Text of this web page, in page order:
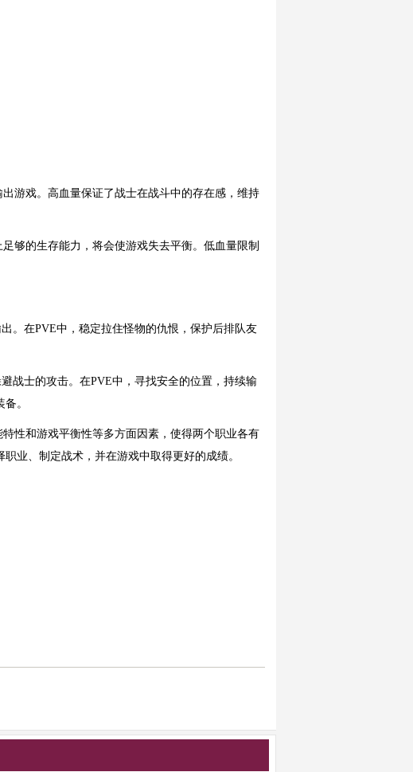
游戏。高血量保证了战士在战斗中的存在感，维持
够的生存能力，将会使游戏失去平衡。低血量限制
。在PVE中，稳定拉住怪物的仇恨，保护后排队友
战士的攻击。在PVE中，寻找安全的位置，持续输
。
性和游戏平衡性等多方面因素，使得两个职业各有
业、制定战术，并在游戏中取得更好的成绩。